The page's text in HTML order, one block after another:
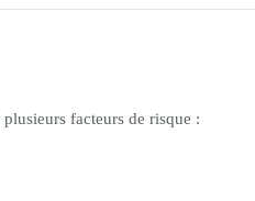
facteurs de risque :